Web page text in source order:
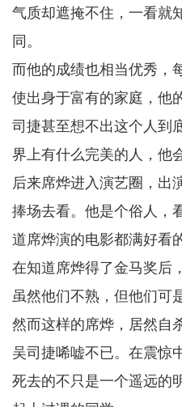
气质却遮掩不住，一看就
同。
而他的成绩也相当优秀，
使出身于富有的家庭，他
司捷甚至想不出这个人到
界上有什么完美的人，他
后来席烨进入演艺圈，出
捧场去看。他是个俗人，
道席烨演的电影都满好看
在知道席烨得了金马奖后
虽然他们不熟，但他们可
然而这样的席烨，居然自
吴司捷唏嘘不已。在震惊
死去的不只是一个遥远的